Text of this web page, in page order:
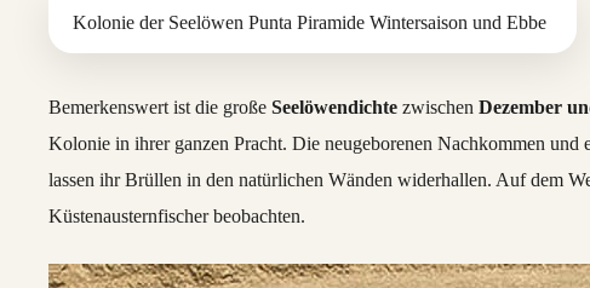
Kolonie der Seelöwen Punta Piramide Wintersaison und Ebbe
Bemerkenswert ist die großeSeelöwendichte zwischenDezember
Kolonie in ihrer ganzen Pracht. Die neugeborenen Nachkommen
lassen ihr Brüllen in den natürlichen Wänden widerhallen. Auf dem
Küstenausternfischer beobachten.